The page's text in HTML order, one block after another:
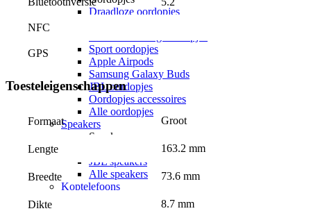
Draadloze oordopjes
Sport oordopjes
Apple Airpods
Samsung Galaxy Buds
JBL oordopjes
Oordopjes accessoires
Alle oordopjes
Speakers
Speakers
Bluetooth speakers
JBL speakers
Alle speakers
Koptelefoons
NFC
GPS
Toesteleigenschappen
Formaat Groot
Lengte 163.2 mm
Breedte 73.6 mm
Dikte 8.7 mm